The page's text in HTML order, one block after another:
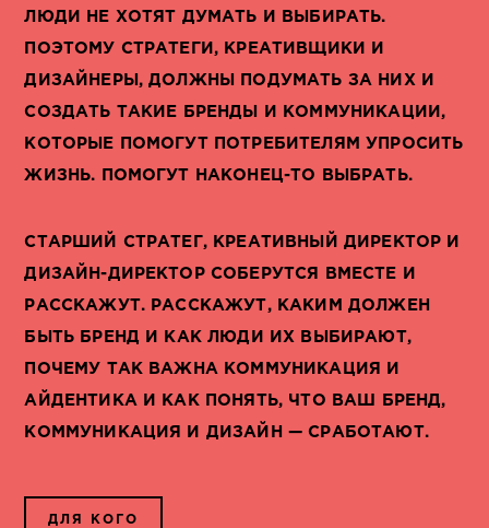
ЛЮДИ НЕ ХОТЯТ ДУМАТЬ И ВЫБИРАТЬ.
ПОЭТОМУ СТРАТЕГИ, КРЕАТИВЩИКИ И
ДИЗАЙНЕРЫ, ДОЛЖНЫ ПОДУМАТЬ ЗА НИХ И
СОЗДАТЬ ТАКИЕ БРЕНДЫ И КОММУНИКАЦИИ,
КОТОРЫЕ ПОМОГУТ ПОТРЕБИТЕЛЯМ УПРОСИТЬ
ЖИЗНЬ. ПОМОГУТ НАКОНЕЦ-ТО ВЫБРАТЬ.
СТАРШИЙ СТРАТЕГ, КРЕАТИВНЫЙ ДИРЕКТОР И
ДИЗАЙН-ДИРЕКТОР СОБЕРУТСЯ ВМЕСТЕ И
РАССКАЖУТ. РАССКАЖУТ, КАКИМ ДОЛЖЕН
БЫТЬ БРЕНД И КАК ЛЮДИ ИХ ВЫБИРАЮТ,
ПОЧЕМУ ТАК ВАЖНА КОММУНИКАЦИЯ И
АЙДЕНТИКА И КАК ПОНЯТЬ, ЧТО ВАШ БРЕНД,
КОММУНИКАЦИЯ И ДИЗАЙН — СРАБОТАЮТ.
ДЛЯ КОГО